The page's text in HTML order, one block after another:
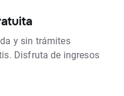
y sin trámites
Disfruta de ingresos